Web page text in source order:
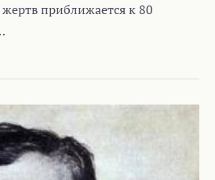
приближается к 80